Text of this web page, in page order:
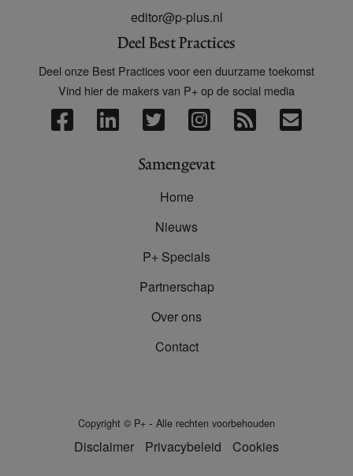
editor@p-plus.nl
Deel Best Practices
Deel onze Best Practices voor een duurzame toekomst
Vind hier de makers van P+ op de social media
Samengevat
Home
Nieuws
P+ Specials
Partnerschap
Over ons
Contact
Copyright © P+ - Alle rechten voorbehouden
Disclaimer Privacybeleid Cookies